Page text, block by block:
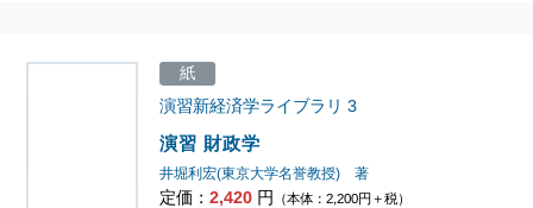
演習 財政学
演習新経済学ライブラリ 3
井堀利宏(東京大学名誉教授) 著
定価：2,420 円 （本体：2,200円＋税）
紙